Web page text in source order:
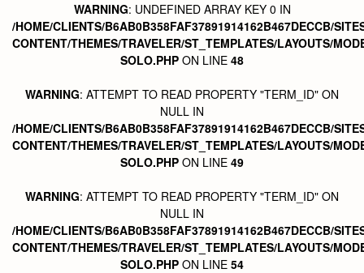
WARNING: UNDEFINED ARRAY KEY 0 IN
/HOME/CLIENTS/B6AB0B358FAF37891914162B467DECCB/
CONTENT/THEMES/TRAVELER/ST_TEMPLATES/LAYOUTS/
SOLO.PHP ON LINE 48
WARNING: ATTEMPT TO READ PROPERTY "TERM_ID" ON
NULL IN
/HOME/CLIENTS/B6AB0B358FAF37891914162B467DECCB/
CONTENT/THEMES/TRAVELER/ST_TEMPLATES/LAYOUTS/
SOLO.PHP ON LINE 49
WARNING: ATTEMPT TO READ PROPERTY "TERM_ID" ON
NULL IN
/HOME/CLIENTS/B6AB0B358FAF37891914162B467DECCB/
CONTENT/THEMES/TRAVELER/ST_TEMPLATES/LAYOUTS/
SOLO.PHP ON LINE 54